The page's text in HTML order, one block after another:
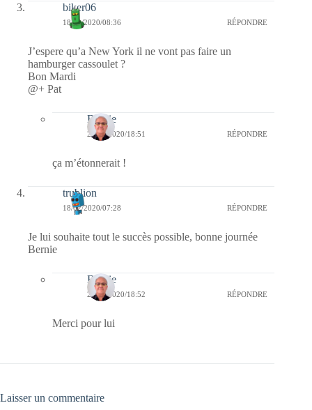
biker06
18/02/2020/08:36 RÉPONDRE
J’espere qu’a New York il ne vont pas faire un
hamburger cassoulet ?
Bon Mardi
@+ Pat
Bernie
24/02/2020/18:51 RÉPONDRE
ça m’étonnerait !
trublion
18/02/2020/07:28 RÉPONDRE
Je lui souhaite tout le succès possible, bonne journée
Bernie
Bernie
24/02/2020/18:52 RÉPONDRE
Merci pour lui
Laisser un commentaire